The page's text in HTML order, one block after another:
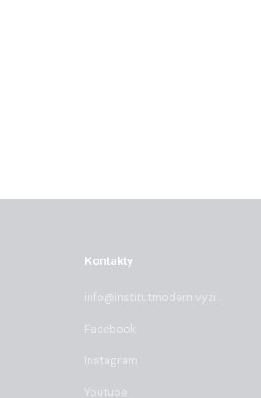
Kontakty
Facebook
Instagram
Youtube